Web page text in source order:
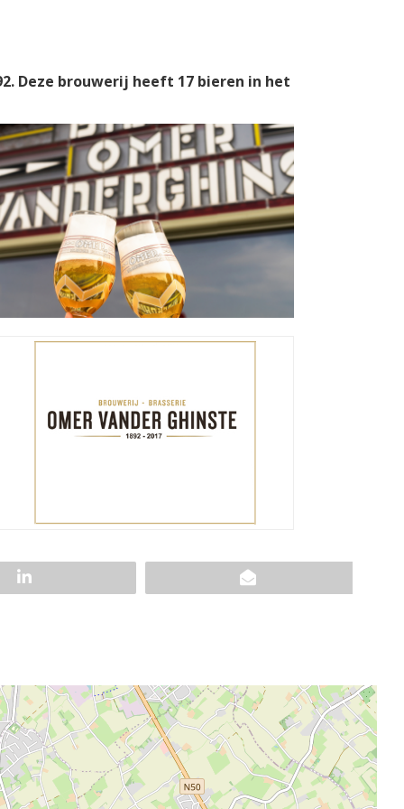
Deze brouwerij heeft 17 bieren in het